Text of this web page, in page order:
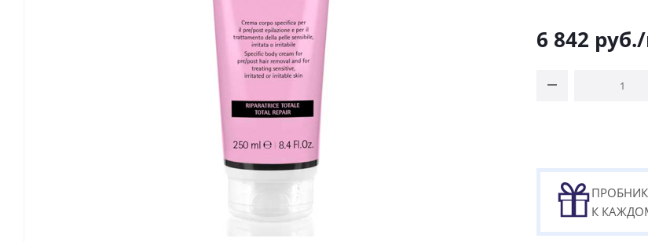
6 842 руб.
К